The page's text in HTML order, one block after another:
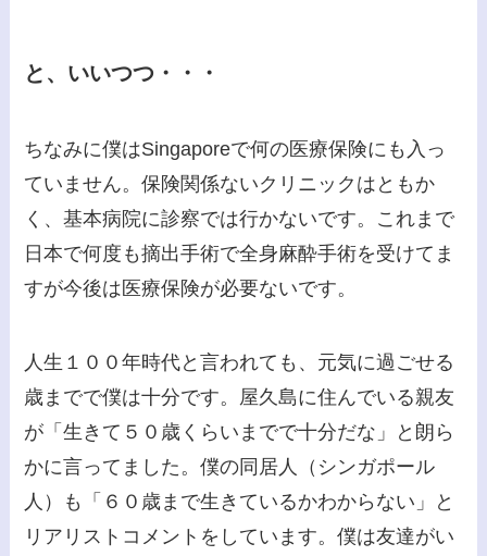
と、いいつつ・・・
ちなみに僕はSingaporeで何の医療保険にも入っ
ていません。保険関係ないクリニックはともか
く、基本病院に診察では行かないです。これまで
日本で何度も摘出手術で全身麻酔手術を受けてま
すが今後は医療保険が必要ないです。
人生１００年時代と言われても、元気に過ごせる
歳までで僕は十分です。屋久島に住んでいる親友
が「生きて５０歳くらいまでで十分だな」と朗ら
かに言ってました。僕の同居人（シンガポール
人）も「６０歳まで生きているかわからない」と
リアリストコメントをしています。僕は友達がい